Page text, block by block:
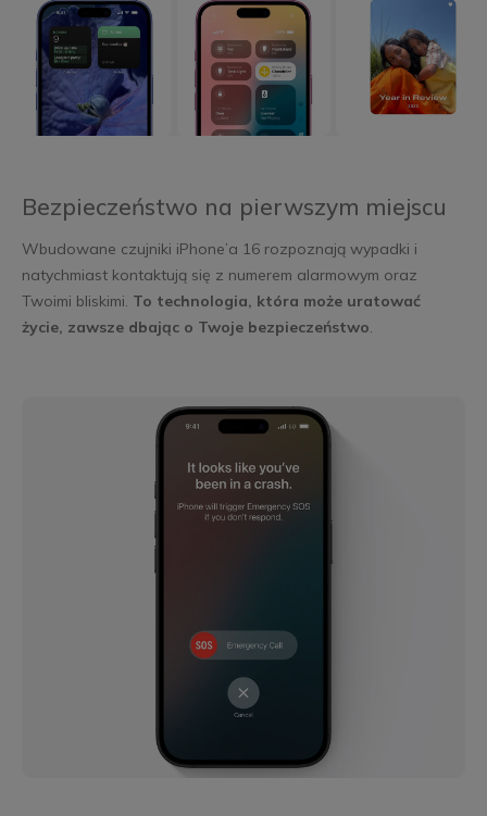
Bezpieczeństwo na pierwszym miejscu
Wbudowane czujniki iPhone’a 16 rozpoznają wypadki i
natychmiast kontaktują się z numerem alarmowym oraz
Twoimi bliskimi. To technologia, która może uratować
życie, zawsze dbając o Twoje bezpieczeństwo.